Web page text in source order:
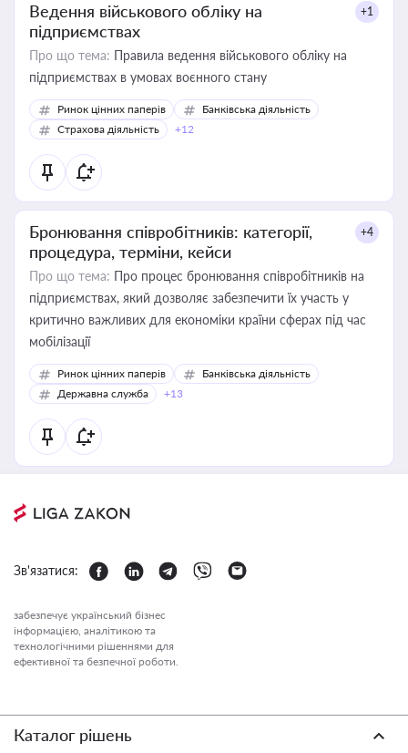
Ведення військового обліку на
підприємствах
+1
Про що тема: Правила ведення військового обліку на
підприємствах в умовах воєнного стану
Ринок цінних паперів
Банківська діяльність
Страхова діяльність
+12
Бронювання співробітників: категорії,
процедура, терміни, кейси
+4
Про що тема: Про процес бронювання співробітників на
підприємствах, який дозволяє забезпечити їх участь у
критично важливих для економіки країни сферах під час
мобілізації
Ринок цінних паперів
Банківська діяльність
Державна служба
+13
Зв'язатися:
забезпечує український бізнес
інформацією, аналітикою та
технологічними рішеннями для
ефективної та безпечної роботи.
Каталог рішень